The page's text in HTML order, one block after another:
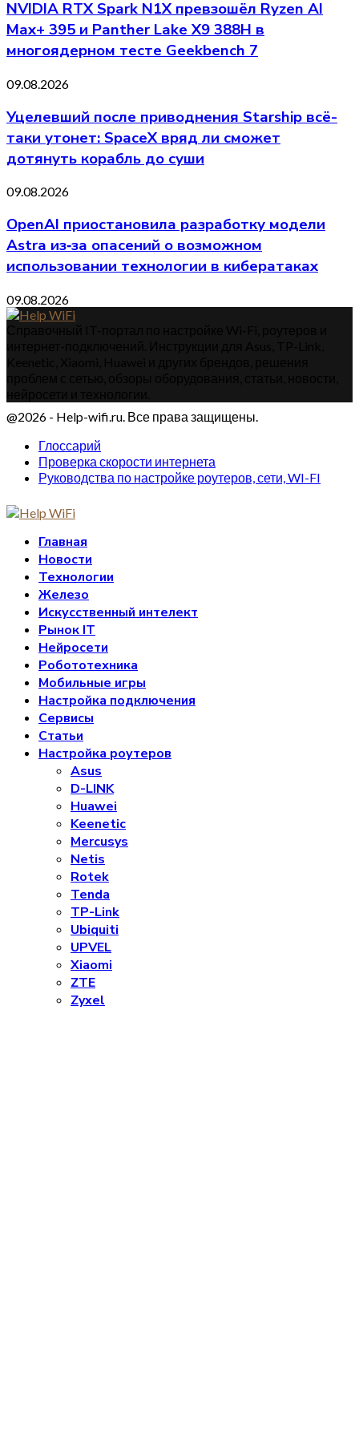
NVIDIA RTX Spark N1X превзошёл Ryzen AI
Max+ 395 и Panther Lake X9 388H в
многоядерном тесте Geekbench 7
09.08.2026
Уцелевший после приводнения Starship всё-
таки утонет: SpaceX вряд ли сможет
дотянуть корабль до суши
09.08.2026
OpenAI приостановила разработку модели
Astra из‑за опасений о возможном
использовании технологии в кибератаках
09.08.2026
@2026 - Help-wifi.ru. Все права защищены.
Глоссарий
Проверка скорости интернета
Руководства по настройке роутеров, сети, WI-FI
Главная
Новости
Технологии
Железо
Искусственный интелект
Рынок IT
Нейросети
Робототехника
Мобильные игры
Настройка подключения
Сервисы
Статьи
Настройка роутеров
Asus
D-LINK
Huawei
Keenetic
Mercusys
Netis
Rotek
Tenda
TP-Link
Ubiquiti
UPVEL
Xiaomi
ZTE
Zyxel